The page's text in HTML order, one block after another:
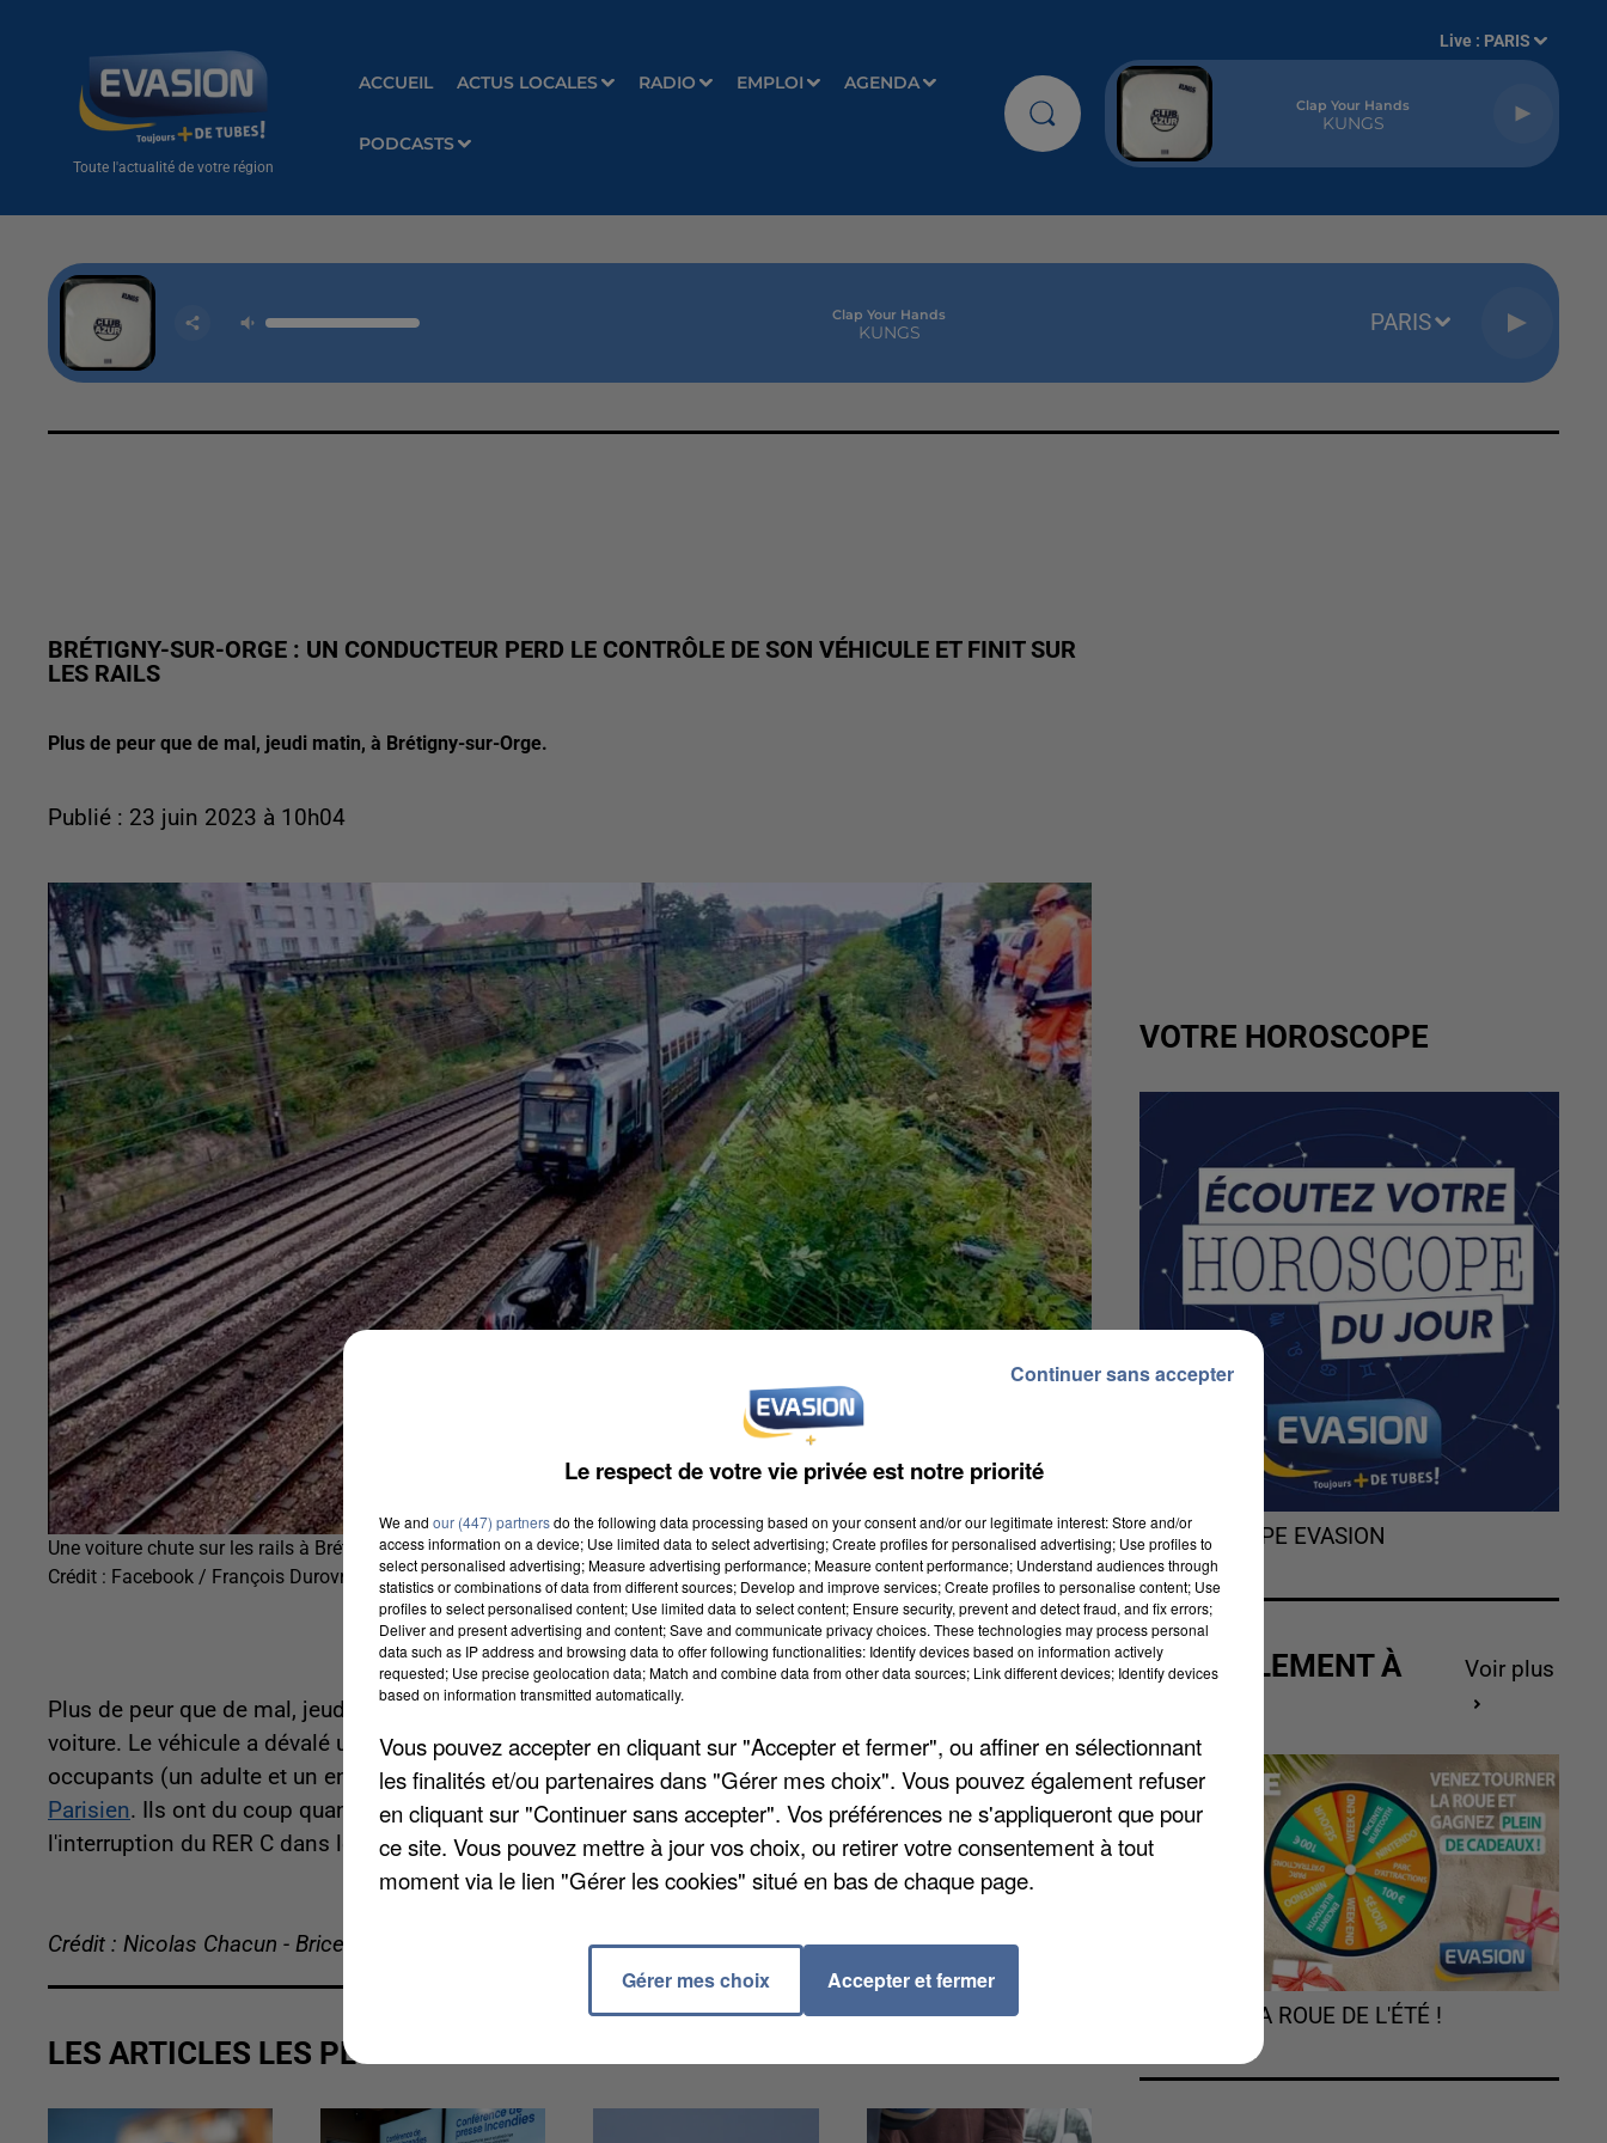
Toute l'actualité de votre région
ACCUEIL ACTUS LOCALES RADIO EMPLOI AGENDA
PODCASTS
Live : PARIS
Clap Your Hands
KUNGS
Clap Your Hands
KUNGS PARIS
BRÉTIGNY-SUR-ORGE : UN CONDUCTEUR PERD LE CONTRÔLE DE SON VÉHICULE ET FINIT SUR
LES RAILS
Plus de peur que de mal, jeudi matin, à Brétigny-sur-Orge.
Publié : 23 juin 2023 à 10h04
Une voiture chute sur les rails à Brétigny
Crédit : Facebook / François Durovray
Plus de peur que de mal, jeudi matin, à Brétigny-sur-Orge. Un automobiliste a perdu le contrôle de sa
voiture. Le véhicule a dévalé une pente et s'est retrouvé sur un côté, le long d'une voie ferrée. Les deux
occupants (un adulte et un enfant) n'ont pas été blessés mais sont ressortis choqués, rapporteLe
Parisien. Ils ont du coup quand même été transportés à l'hôpital. L'enlèvement de la voiture a provoqué
l'interruption du RER C dans les deux sens de circulation.
Crédit : Nicolas Chacun - Brice Charrier
LES ARTICLES LES PLUS VUS
VOTRE HOROSCOPE
L'HOROSCOPE EVASION
ACTUELLEMENT À
Voir plus
TOURNEZ LA ROUE DE L'ÉTÉ !
Le respect de votre vie privée est notre priorité
We and our (447) partnersdo the following data processing based on your consent and/or our legitimate interest: Store and/or
access information on a device; Use limited data to select advertising; Create profiles for personalised advertising; Use profiles to
select personalised advertising; Measure advertising performance; Measure content performance; Understand audiences through
statistics or combinations of data from different sources; Develop and improve services; Create profiles to personalise content; Use
profiles to select personalised content; Use limited data to select content; Ensure security, prevent and detect fraud, and fix errors;
Deliver and present advertising and content; Save and communicate privacy choices. These technologies may process personal
data such as IP address and browsing data to offer following functionalities: Identify devices based on information actively
requested; Use precise geolocation data; Match and combine data from other data sources; Link different devices; Identify devices
based on information transmitted automatically.
Vous pouvez accepter en cliquant sur "Accepter et fermer", ou affiner en sélectionnant
les finalités et/ou partenaires dans "Gérer mes choix". Vous pouvez également refuser
en cliquant sur "Continuer sans accepter". Vos préférences ne s'appliqueront que pour
ce site. Vous pouvez mettre à jour vos choix, ou retirer votre consentement à tout
moment via le lien "Gérer les cookies" situé en bas de chaque page.
Gérer mes choix Accepter et fermer
Continuer sans accepter